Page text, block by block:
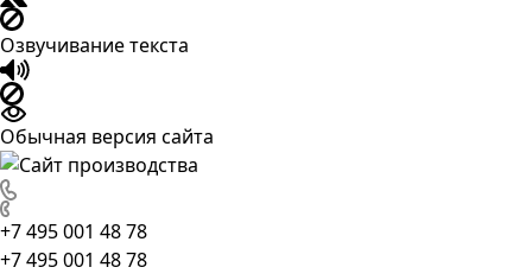
Озвучивание текста
Обычная версия сайта
+7 495 001 48 78
+7 495 001 48 78